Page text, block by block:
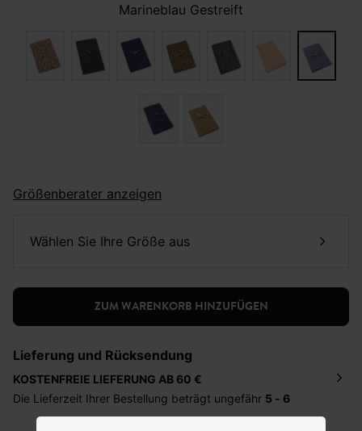
Marineblau Gestreift
Größenberater anzeigen
Wählen Sie Ihre Größe aus
ZUM WARENKORB HINZUFÜGEN
Lieferung und Rücksendung
KOSTENFREIE LIEFERUNG AB 60 €
Die Lieferzeit Ihrer Bestellung beträgt ungefähr 5 - 6
Tage. Die Bestellung wird direkt an die von Ihnen